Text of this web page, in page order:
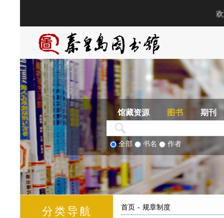
馆藏资源 图书 期刊
全部 书名 作者
分类导航 首页 - 规章制度